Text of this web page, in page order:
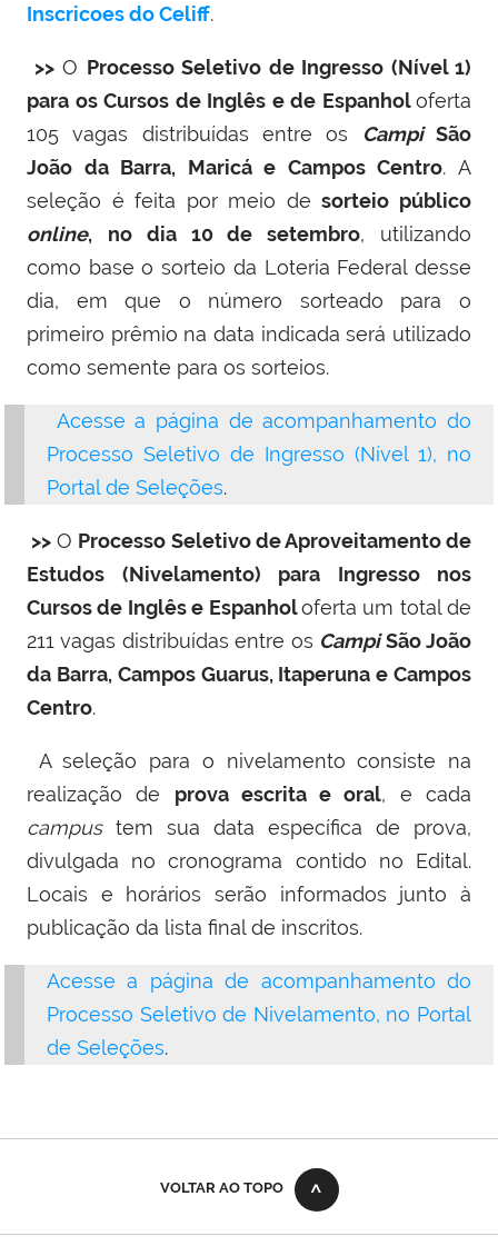
Inscricoes do Celiff.
>>O Processo Seletivo de Ingresso (Nível 1)
para os Cursos de Inglês e de Espanholoferta
105 vagas distribuídas entre os
CampiSão
João da Barra, Maricá e Campos Centro. A
seleção é feita por meio desorteio público
online, no dia 10 de setembro, utilizando
como base o sorteio da Loteria Federal desse
dia, em que o número sorteado para o
primeiro prêmio na data indicada será utilizado
como semente para os sorteios.
Acesse a página de acompanhamento do
Processo Seletivo de Ingresso (Nível 1), no
Portal de Seleções.
>> O Processo Seletivo de Aproveitamento de
Estudos (Nivelamento) para Ingresso nos
Cursos de Inglês e Espanholoferta um total de
211 vagas distribuídas entre os CampiSão João
da Barra, Campos Guarus, Itaperuna e Campos
Centro.
A seleção para o nivelamento consiste na
realização de prova escrita e oral, e cada
campustem sua data específica de prova,
divulgada no cronograma contido no Edital.
Locais e horários serão informados junto à
publicação da lista final de inscritos.
Acesse a página de acompanhamento do
Processo Seletivo de Nivelamento, no Portal
de Seleções.
VOLTAR AO TOPO